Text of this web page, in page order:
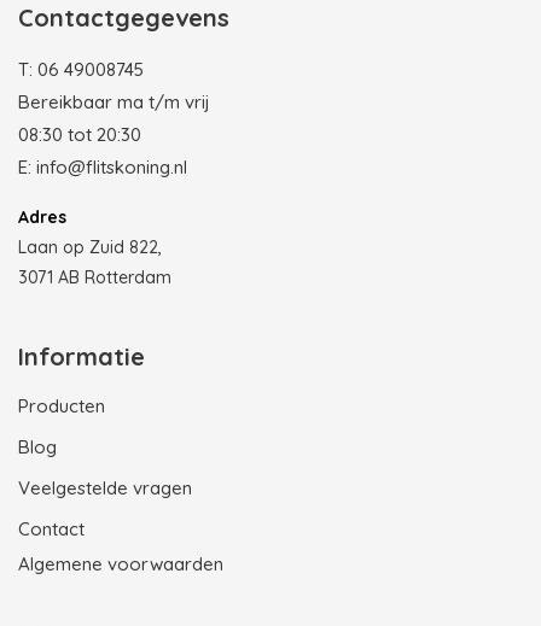
Contactgegevens
T: 06 49008745
Bereikbaar ma t/m vrij
08:30 tot 20:30
E: info@flitskoning.nl
Adres
Laan op Zuid 822,
3071 AB Rotterdam
Informatie
Producten
Blog
Veelgestelde vragen
Contact
Algemene voorwaarden